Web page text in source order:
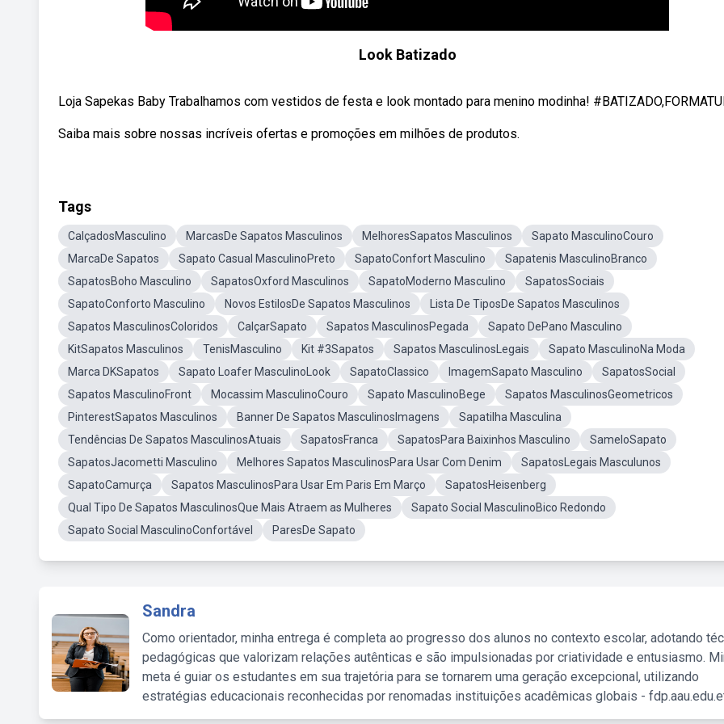
Look Batizado
Loja Sapekas Baby Trabalhamos com vestidos de festa e look montado para menino modinha!
Saiba mais sobre nossas incríveis ofertas e promoções em milhões de produtos.
Tags
CalçadosMasculino MarcasDe Sapatos Masculinos MelhoresSapatos Masculinos
Sapato MasculinoCouro
MarcaDe Sapatos
Sapato Casual MasculinoPreto SapatoConfort Masculino
Sapatenis MasculinoBranco
SapatosBoho Masculino
SapatosOxford Masculinos SapatoModerno Masculino
SapatosSociais
SapatoConforto Masculino
Novos EstilosDe Sapatos Masculinos
Lista De TiposDe Sapatos Masculinos
Sapatos MasculinosColoridos
CalçarSapato Sapatos MasculinosPegada
Sapato DePano Masculino
KitSapatos Masculinos
TenisMasculino Kit #3Sapatos Sapatos MasculinosLegais
Sapato MasculinoNa Moda
Marca DKSapatos
Sapato Loafer MasculinoLook SapatoClassico ImagemSapato Masculino
SapatosSocial
Sapatos MasculinoFront
Mocassim MasculinoCouro Sapato MasculinoBege
Sapatos MasculinosGeometricos
PinterestSapatos Masculinos
Banner De Sapatos MasculinosImagens
Sapatilha Masculina
Tendências De Sapatos MasculinosAtuais
SapatosFranca SapatosPara Baixinhos Masculino
SameloSapato
SapatosJacometti Masculino
Melhores Sapatos MasculinosPara Usar Com Denim
SapatosLegais Masculunos
SapatoCamurça
Sapatos MasculinosPara Usar Em Paris Em Março
SapatosHeisenberg
Qual Tipo De Sapatos MasculinosQue Mais Atraem as Mulheres
Sapato Social MasculinoBico Redondo
Sapato Social MasculinoConfortável
ParesDe Sapato
Sandra
Como orientador, minha entrega é completa ao progresso dos alunos no contexto escolar, adotando
pedagógicas que valorizam relações autênticas e são impulsionadas por criatividade e entusiasmo.
meta é guiar os estudantes em sua trajetória para se tornarem uma geração excepcional, utilizando
estratégias educacionais reconhecidas por renomadas instituições acadêmicas globais -